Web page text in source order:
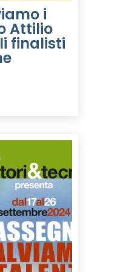
i
Attilio
finalisti